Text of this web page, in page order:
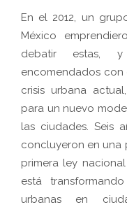
En el 2012, un
México
debatir estas, y
encomendados con
crisis urbana
para un nuevo
las ciudades. Seis
concluyeron en una
primera ley
está
urbanas en